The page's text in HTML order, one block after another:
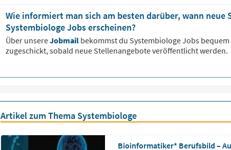
Wie informiert man sich am besten darüber, wann neue
Systembiologe Jobs erscheinen?
Über unsereJobmail bekommst du SystembiologeJobs bequem
zugeschickt, sobald neue Stellenangebote veröffentlicht werden.
Artikel zum Thema Systembiologe
Bioinformatiker* Berufsbild –